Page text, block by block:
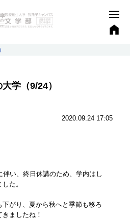
学（9/24）
2020.09.24 17:05
い、終日休講のため、学内はし
た。
がり、夏から秋へと季節も移ろ
ましたね！